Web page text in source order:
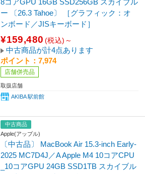
ー 〔26.3 Tahoe〕 ［グラフィック：オ
ンボード／JISキーボード］
¥159,480 (税込)～
中古商品が計4点あります
ポイント：7,974
店舗併売品
取扱店舗
AKIBA 駅前館
中古商品
Apple(アップル)
〔中古品〕 MacBook Air 15.3-inch Early-
2025 MC7D4J／A Apple M4 10コアCPU
_10コアGPU 24GB SSD1TB スカイブル